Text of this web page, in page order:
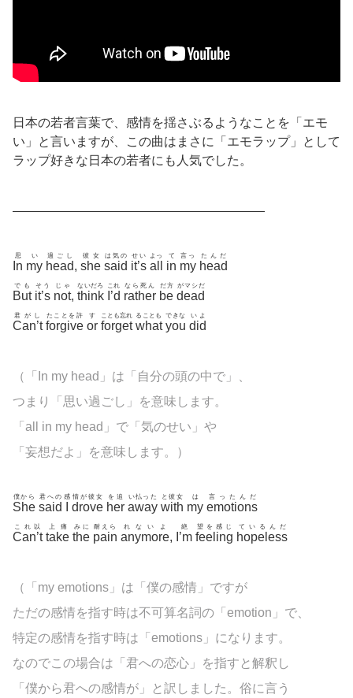
日本の若者言葉で、感情を揺さぶるようなことを「エモ
い」と言いますが、この曲はまさに「エモラップ」として
ラップ好きな日本の若者にも人気でした。
————————————————————
In
思
my
い
head
過ごし
, she
彼女
said
は気の
it’s
せい
all
よっ
in
て
my
言っ
head
たんだ
But
でも
it’s
そう
not
じゃ
, think
ないだろ
I’d
これ
rather
なら死ん
be
だ方
dead
がマシだ
Can’t
君がし
forgive
たことを許
or
す
forget
ことも忘れ
what
ることも
you
できな
did
いよ
（「In my head」は「自分の頭の中で」、
つまり「思い過ごし」を意味します。
「all in my head」で「気のせい」や
「妄想だよ」を意味します。）
She
僕から
said
君への 感
drove
情が彼女
her
を追
away
い払った
with
と彼女
my
は
emotions
言ったんだ
Can’t
これ以
take
上痛
the
みに
pain
耐えら
anymore
れないよ
, I’m
絶
feeling
望を感じ
hopeless
ているんだ
（「my emotions」は「僕の感情」ですが
ただの感情を指す時は不可算名詞の「emotion」で、
特定の感情を指す時は「emotions」になります。
なのでこの場合は「君への恋心」を指すと解釈し
「僕から君への感情が」と訳しました。俗に言う